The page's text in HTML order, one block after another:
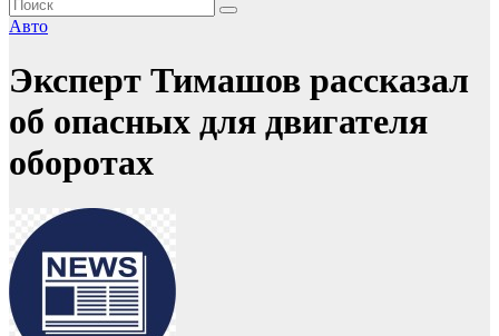
Авто
Эксперт Тимашов рассказал
об опасных для двигателя
оборотах